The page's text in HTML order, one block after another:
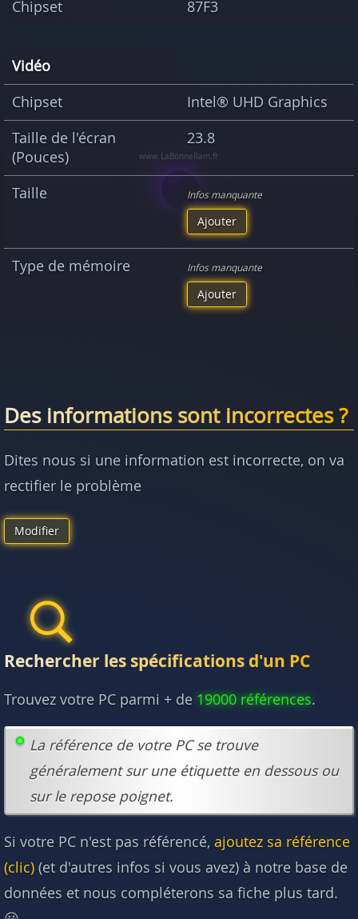
Chipset
87F3
Vidéo
Chipset
Intel® UHD Graphics
Taille de l'écran
(Pouces)
23.8
Taille Infos manquante
Ajouter
Type de mémoire Infos manquante
Ajouter
Des informations sont incorrectes ?
Dites nous si une information est incorrecte, on va
rectifier le problème
Modifier
Rechercher les spécifications d'un PC
Trouvez votre PC parmi + de 19000 références.
La référence de votre PC se trouve
généralement sur une étiquette en dessous ou
sur le repose poignet.
Si votre PC n'est pas référencé, ajoutez sa référence
(clic) (et d'autres infos si vous avez) à notre base de
données et nous compléterons sa fiche plus tard.